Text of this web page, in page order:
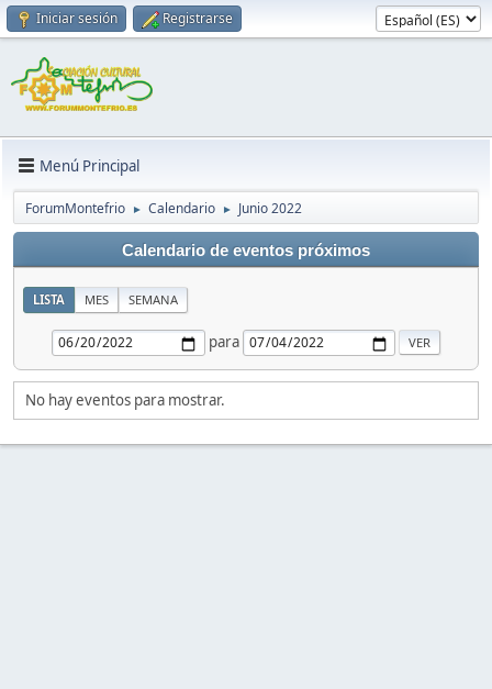
Iniciar sesión Registrarse
Menú Principal
ForumMontefrio ► Calendario ► Junio 2022
Calendario de eventos próximos
LISTA MES SEMANA
para
No hay eventos para mostrar.